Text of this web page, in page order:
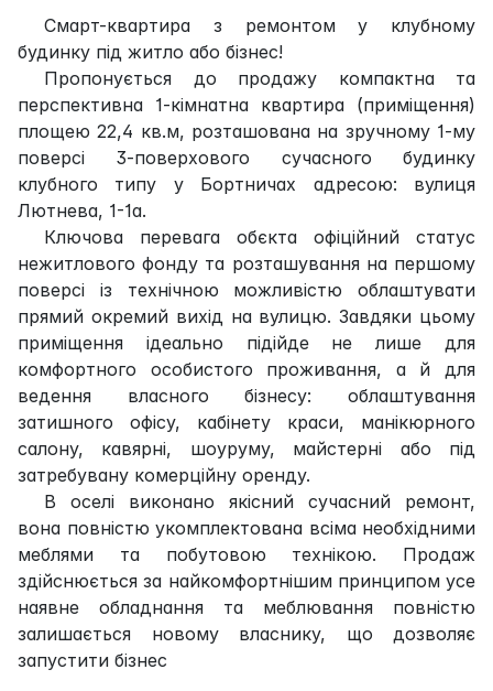
Смарт-квартира з ремонтом у клубному
будинку під житло або бізнес!
Пропонується до продажу компактна та
перспективна 1-кімнатна квартира (приміщення)
площею 22,4 кв.м, розташована на зручному 1-му
поверсі 3-поверхового сучасного будинку
клубного типу у Бортничах адресою: вулиця
Лютнева, 1-1а.
Ключова перевага обєкта офіційний статус
нежитлового фонду та розташування на першому
поверсі із технічною можливістю облаштувати
прямий окремий вихід на вулицю. Завдяки цьому
приміщення ідеально підійде не лише для
комфортного особистого проживання, а й для
ведення власного бізнесу: облаштування
затишного офісу, кабінету краси, манікюрного
салону, кавярні, шоуруму, майстерні або під
затребувану комерційну оренду.
В оселі виконано якісний сучасний ремонт,
вона повністю укомплектована всіма необхідними
меблями та побутовою технікою. Продаж
здійснюється за найкомфортнішим принципом усе
наявне обладнання та меблювання повністю
залишається новому власнику, що дозволяє
запустити бізнес